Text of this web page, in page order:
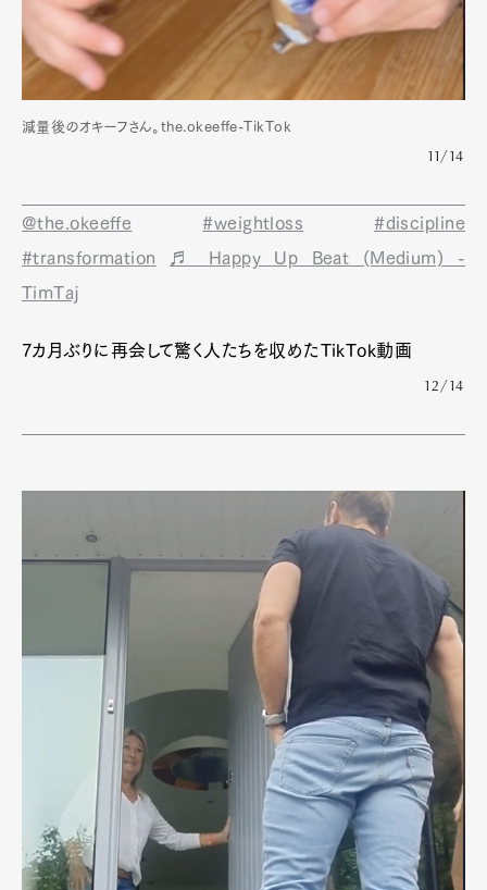
減量後のオキーフさん。the.okeeffe-TikTok
11/14
@the.okeeffe #weightloss
#discipline
#transformation
♬ Happy Up Beat (Medium) -
TimTaj
7カ月ぶりに再会して驚く人たちを収めたTikTok動画
12/14